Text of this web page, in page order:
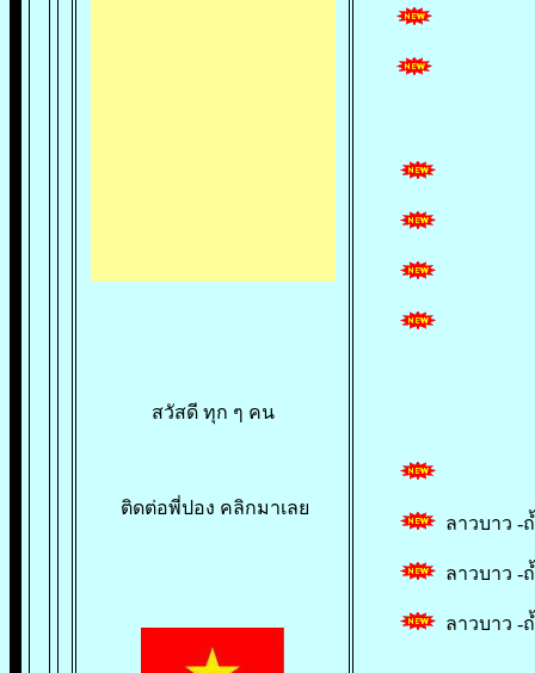
สวัสดี ทุก ๆ คน
ติดต่อพี่ปอง คลิกมาเลย
ลาวบาว -
ลาวบาว -
ลาวบาว -